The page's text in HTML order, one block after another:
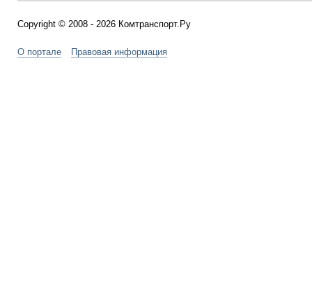
Copyright © 2008 - 2026 Комтранспорт.Ру
О портале Правовая информация